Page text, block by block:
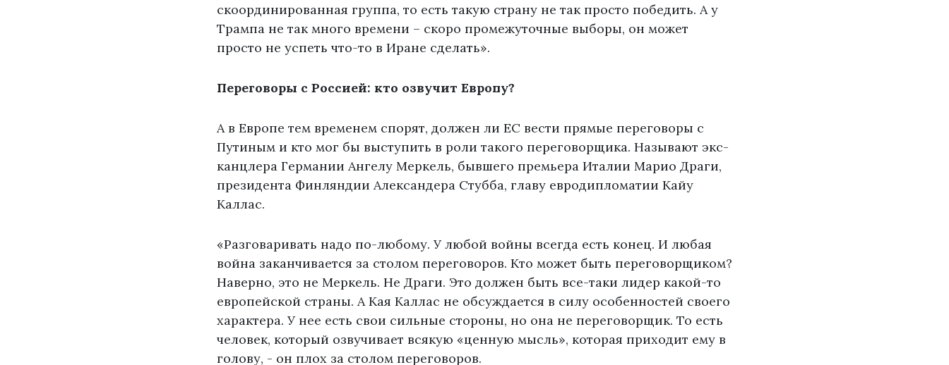
скоординированная группа, то есть такую страну не так просто победить. А у
Трампа не так много времени – скоро промежуточные выборы, он может
просто не успеть что-то в Иране сделать».
Переговоры с Россией: кто озвучит Европу?
А в Европе тем временем спорят, должен ли ЕС вести прямые переговоры с
Путиным и кто мог бы выступить в роли такого переговорщика. Называют экс-
канцлера Германии Ангелу Меркель, бывшего премьера Италии Марио Драги,
президента Финляндии Александера Стубба, главу евродипломатии Кайу
Каллас.
«Разговаривать надо по-любому. У любой войны всегда есть конец. И любая
война заканчивается за столом переговоров. Кто может быть переговорщиком?
Наверно, это не Меркель. Не Драги. Это должен быть все-таки лидер какой-то
европейской страны. А Кая Каллас не обсуждается в силу особенностей своего
характера. У нее есть свои сильные стороны, но она не переговорщик. То есть
человек, который озвучивает всякую «ценную мысль», которая приходит ему в
голову, - он плох за столом переговоров.